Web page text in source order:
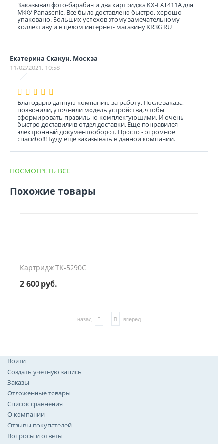
Заказывал фото-барабан и два картриджа KX-FAT411A для
МФУ Panasonic. Все было доставлено быстро, хорошо
упаковано. Больших успехов этому замечательному
коллективу и в целом интернет- магазину KR3G.RU
Екатерина Скакун, Москва
11/02/2021, 10:58
Благодарю данную компанию за работу. После заказа,
позвонили, уточнили модель устройства, чтобы
сформировать правильно комплектующими. И очень
быстро доставили в отдел доставки. Еще понравился
электронный документооборот. Просто - огромное
спасибо!!! Буду еще заказывать в данной компании.
ПОСМОТРЕТЬ ВСЕ
Похожие товары
Картридж TK-5290C
2 600руб.
назад вперед
Войти
Создать учетную запись
Заказы
Отложенные товары
Список сравнения
О компании
Отзывы покупателей
Вопросы и ответы